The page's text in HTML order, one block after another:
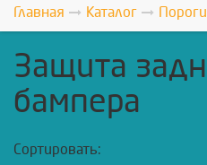
Главная Каталог
Защита
бампера
Сортировать: